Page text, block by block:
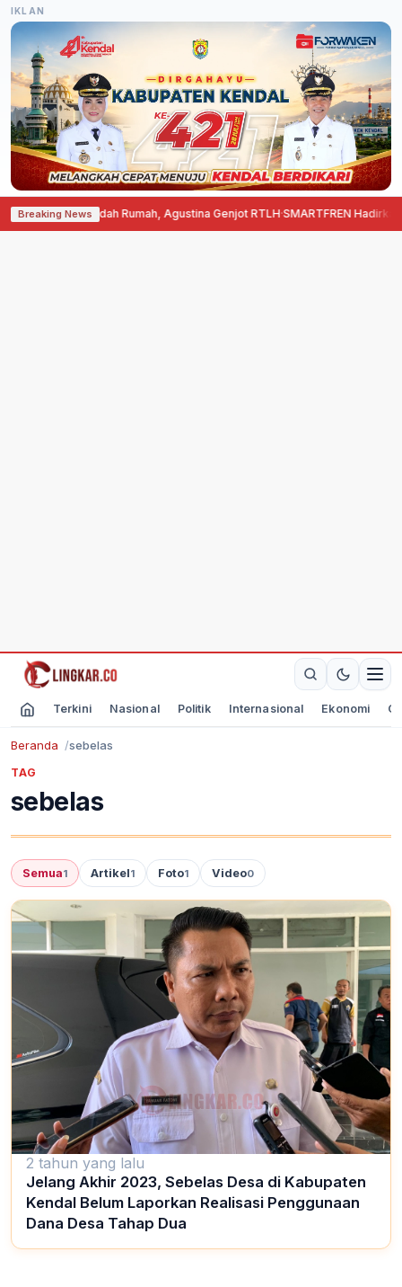
IKLAN
Breaking News
Bantuan Bedah Rumah, Agustina Genjot RTLH·SMARTFREN Hadirkan
Terkini Nasional Politik Internasional Ekonomi
Beranda sebelas
TAG
sebelas
Semua1 Artikel1 Foto1 Video0
2 tahun yang lalu
Jelang Akhir 2023, Sebelas Desa di Kabupaten
Kendal Belum Laporkan Realisasi Penggunaan
Dana Desa Tahap Dua